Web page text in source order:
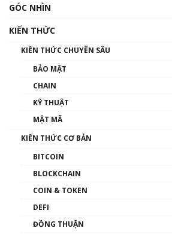
GÓC NHÌN
KIẾN THỨC
KIẾN THỨC CHUYÊN SÂU
BẢO MẬT
CHAIN
KỸ THUẬT
MẬT MÃ
KIẾN THỨC CƠ BẢN
BITCOIN
BLOCKCHAIN
COIN & TOKEN
DEFI
ĐỒNG THUẬN